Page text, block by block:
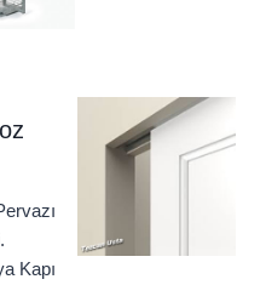
Kapı